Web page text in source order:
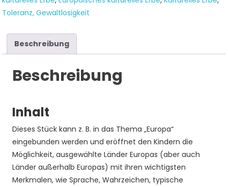
Toleranz, Gewaltlosigkeit
Beschreibung
Beschreibung
Inhalt
Dieses Stück kann z. B. in das Thema „Europa“
eingebunden werden und eröffnet den Kindern die
Möglichkeit, ausgewählte Länder Europas (aber auch
Länder außerhalb Europas) mit ihren wichtigsten
Merkmalen, wie Sprache, Wahrzeichen, typische